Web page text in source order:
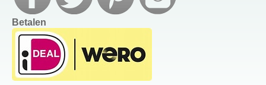
Betalen